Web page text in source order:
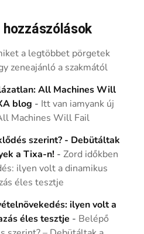
a legtöbbet pörgetek
zeneajánló a szakmától
All Machines Will
blog - Itt van iamyank új
Machines Will Fail
szerint? - Debütáltak
a Tixa-n! -Zord időkben
ilyen volt a dinamikus
éles tesztje
ilyen volt a
éles tesztje - Belépő